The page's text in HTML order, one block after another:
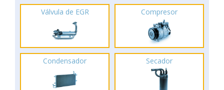
Válvula de EGR Compresor
Condensador Secador